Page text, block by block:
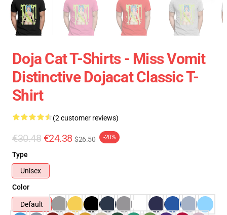
Doja Cat T-Shirts - Miss Vomit
Distinctive Dojacat Classic T-
Shirt
(2 customer reviews)
€30.48 €24.38 $26.50 -20%
Type
Unisex
Color
Default